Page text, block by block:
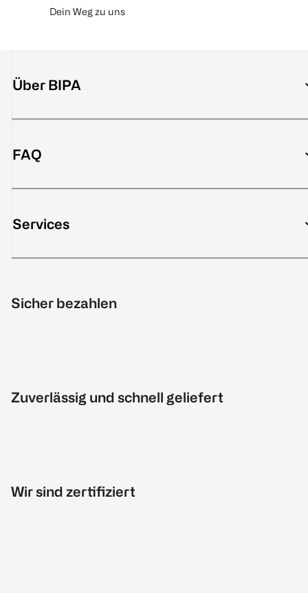
Dein Weg zu uns
Über BIPA
FAQ
Services
Sicher bezahlen
Zuverlässig und schnell geliefert
Wir sind zertifiziert